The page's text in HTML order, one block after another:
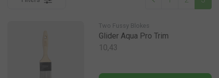
Two Fussy Blokes
Glider Aqua Pro Trim
10,43